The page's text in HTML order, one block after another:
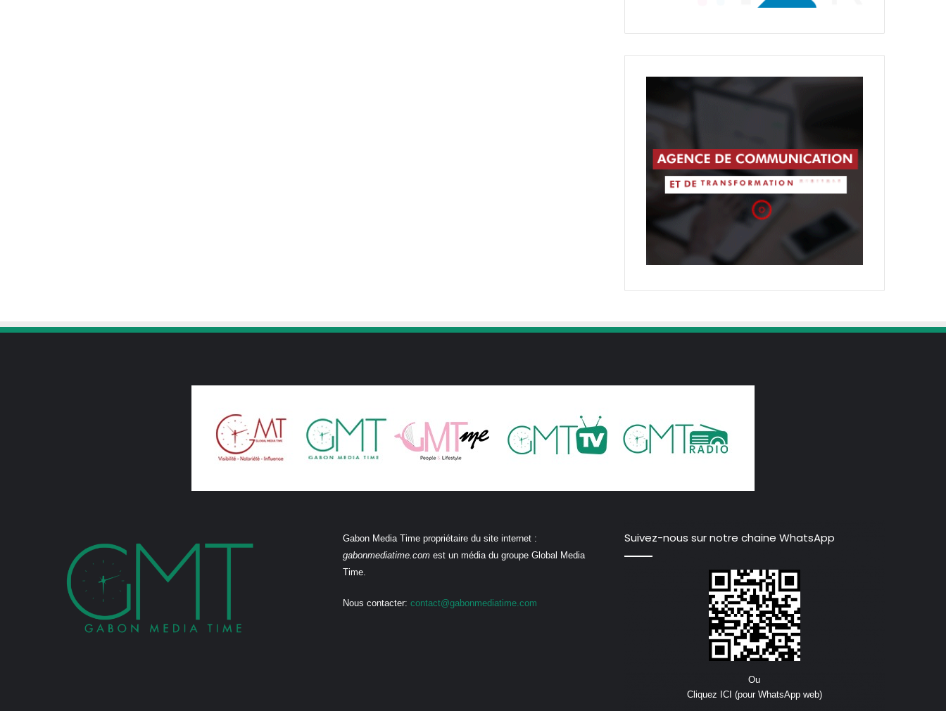
Gabon Media Time propriétaire du site internet :
gabonmediatime.comest un média du groupe Global Media
Time.
Nous contacter: contact@gabonmediatime.com
Suivez-nous sur notre chaine WhatsApp
Ou
Cliquez ICI (pour WhatsApp web)